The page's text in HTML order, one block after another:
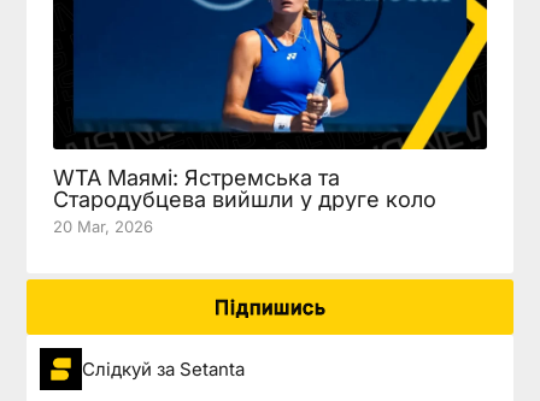
WTA Маямі: Ястремська та
Стародубцева вийшли у друге коло
20 Mar, 2026
Підпишись
Слідкуй за Setanta